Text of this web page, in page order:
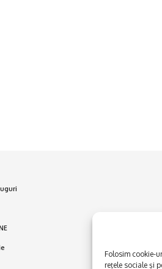
Folosim cookie-
rețele sociale și